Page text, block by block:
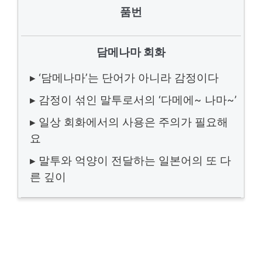
품번
담메나마 회화
▸ ‘담메나마’는 단어가 아니라 감정이다
▸ 감정이 섞인 말투로서의 ‘다메에~ 나마~’
▸ 일상 회화에서의 사용은 주의가 필요해
요
▸ 말투와 억양이 전달하는 일본어의 또 다
른 깊이